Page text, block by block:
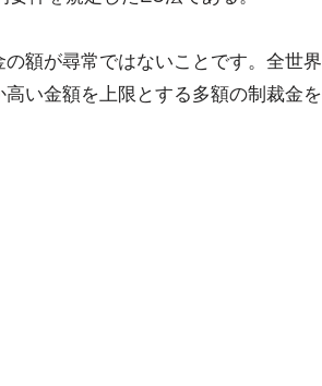
額が尋常ではないことです。全世界
い金額を上限とする多額の制裁金を